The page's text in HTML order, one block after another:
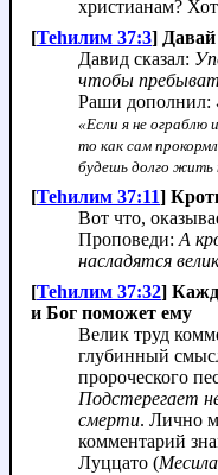
христианам?
[Теhилим 37:3] Давай
Давид сказал:
чтобы
Раши дополнил:
«Если я не ограблю
то как сам
будешь долго жить
[Теhилим 37:11]
Вот что,
Проповеди: А
насладятся
[Теhилим 37:32]
и Бог поможет ему
Велик труд
глубинный
пророческого
Подстерегает
смерти. Лично
комментарий
Луццато (